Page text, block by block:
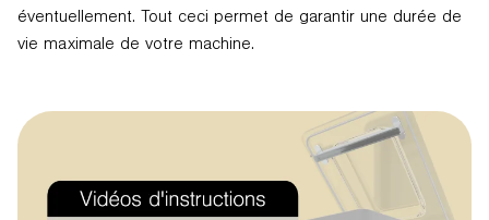
éventuellement. Tout ceci permet de garantir une durée de
vie maximale de votre machine.